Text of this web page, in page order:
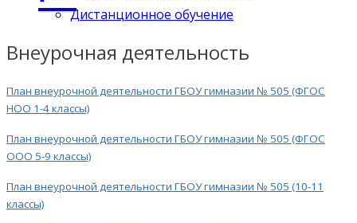
Дистанционное обучение
Внеурочная деятельность
План внеурочной деятельности ГБОУ гимназии № 505 (ФГОС
НОО 1-4 классы)
План внеурочной деятельности ГБОУ гимназии № 505 (ФГОС
ООО 5-9 классы)
План внеурочной деятельности ГБОУ гимназии № 505 (10-11
классы)